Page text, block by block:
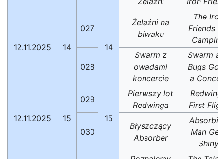
12.11.2025 14
027
14
Żelaźni na
biwaku
The
Friends
028
Swarm z
owadami
koncercie
Swarm
Bugs
a
12.11.2025 15
029
15
Pierwszy lot
Redwinga
First
030
Błyszczący
Absorber
Man
Shiny